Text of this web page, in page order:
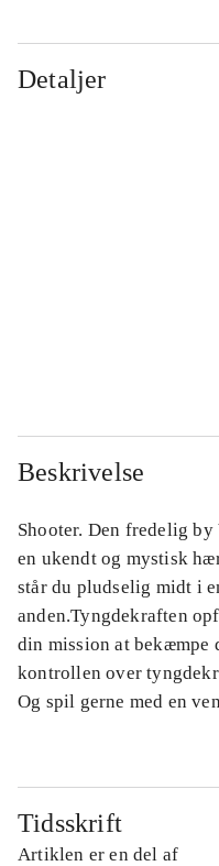
Detaljer
Beskrivelse
Shooter. Den fredelig
en ukendt og mystisk
står du pludselig midt i
anden.Tyngdekraften
din mission at bekæmpe
kontrollen over
Og spil gerne med en
Tidsskrift
Artiklen er en del af